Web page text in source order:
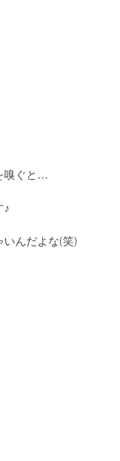
嗅ぐと…
♪
んだよな(笑)